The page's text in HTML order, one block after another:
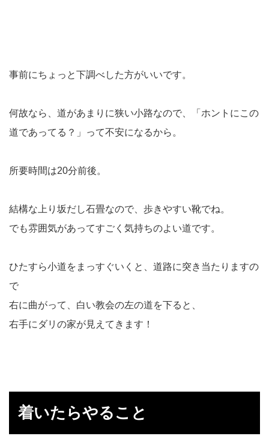
事前にちょっと下調べした方がいいです。
何故なら、道があまりに狭い小路なので、「ホントにこの
道であってる？」って不安になるから。
所要時間は20分前後。
結構な上り坂だし石畳なので、歩きやすい靴でね。
でも雰囲気があってすごく気持ちのよい道です。
ひたすら小道をまっすぐいくと、道路に突き当たりますの
で
右に曲がって、白い教会の左の道を下ると、
右手にダリの家が見えてきます！
着いたらやること